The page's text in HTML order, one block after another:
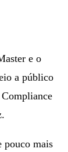
e o
a público
pouco mais